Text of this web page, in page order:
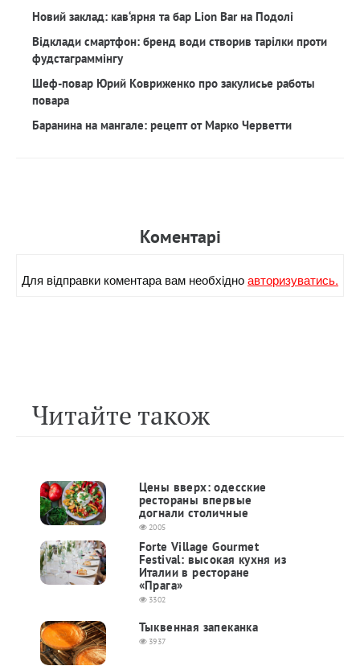
Новий заклад: кав‘ярня та бар Lion Bar на Подолі
Відклади смартфон: бренд води створив тарілки проти
фудстаграммінгу
Шеф-повар Юрий Ковриженко про закулисье работы
повара
Баранина на мангале: рецепт от Марко Черветти
Коментарi
Для вiдправки коментара вам необхiдноавторизуватись.
Читайте також
Цены вверх: одесские
рестораны впервые
догнали столичные
2005
Forte Village Gourmet
Festival: высокая кухня из
Италии в ресторане
«Прага»
3302
Тыквенная запеканка
3937